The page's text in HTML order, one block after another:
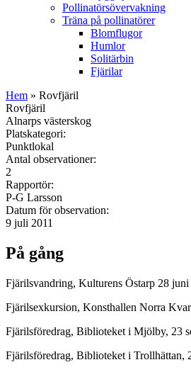
Pollinatörsövervakning
Träna på pollinatörer
Blomflugor
Humlor
Solitärbin
Fjärilar
Hem » Rovfjäril
Rovfjäril
Alnarps västerskog
Platskategori:
Punktlokal
Antal observationer:
2
Rapportör:
P-G Larsson
Datum för observation:
9 juli 2011
På gång
Fjärilsvandring, Kulturens Östarp 28 juni
Fjärilsexkursion, Konsthallen Norra
Fjärilsföredrag, Biblioteket i Mjölby, 23
Fjärilsföredrag, Biblioteket i Trollhättan,